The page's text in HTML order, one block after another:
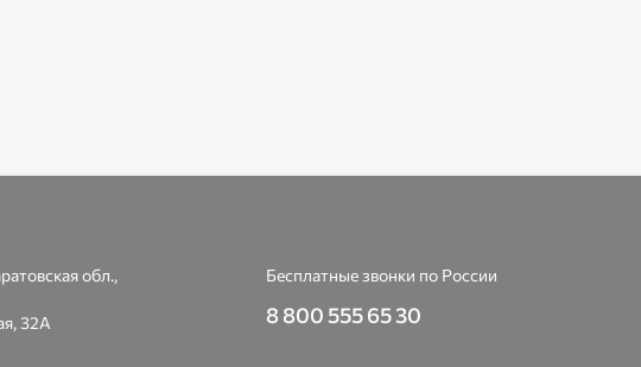
обл.,
32А
Бесплатные звонки по России
8 800 555 65 30